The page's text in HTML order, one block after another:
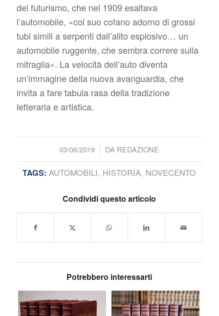
del futurismo, che nel 1909 esaltava
l’automobile, «col suo cofano adorno di grossi
tubi simili a serpenti dall’alito esplosivo… un
automobile ruggente, che sembra correre sulla
mitraglia». La velocità dell’auto diventa
un’immagine della nuova avanguardia, che
invita a fare tabula rasa della tradizione
letteraria e artistica.
03/06/2019
/ DA REDAZIONE
TAGS: AUTOMOBILI, HISTORIA, NOVECENTO
Condividi questo articolo
Potrebbero interessarti